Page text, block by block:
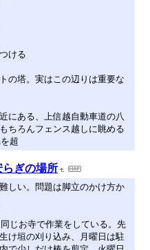
ける
の塔。実はこの辺りは重要な
にある、上信越自動車道の八
ちろんフェンス越しに眺める
超
らぎの場所
しい。問題は脚立のかけ方か
じお寺で作業をしている。先
け垣の刈り込み、月曜日は駐